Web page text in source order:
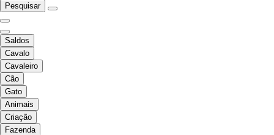
Pesquisar
Saldos
Cavalo
Cavaleiro
Cão
Gato
Animais
Criação
Fazenda